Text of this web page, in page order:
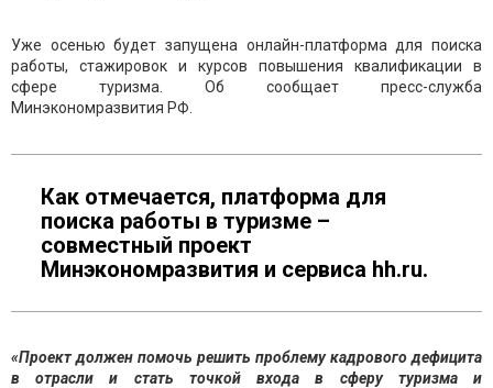
Уже осенью будет запущена онлайн-платформа для поиска
работы, стажировок и курсов повышения квалификации в
сфере туризма. Об сообщает пресс-служба
Минэкономразвития РФ.
Как отмечается, платформа для
поиска работы в туризме –
совместный проект
Минэкономразвития и сервиса hh.ru.
«Проект должен помочь решить проблему кадрового дефицита
в отрасли и стать точкой входа в сферу туризма и